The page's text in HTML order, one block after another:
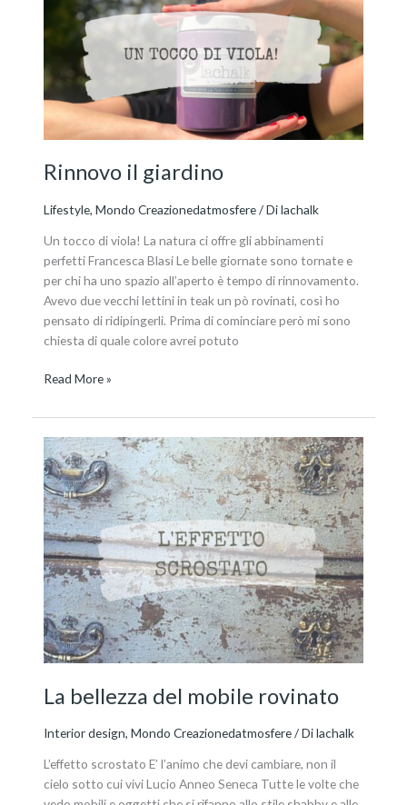
Rinnovo il giardino
Lifestyle,Mondo Creazionedatmosfere/ Dilachalk
Un tocco di viola! La natura ci offre gli abbinamenti
perfetti Francesca Blasi Le belle giornate sono tornate e
per chi ha uno spazio all’aperto è tempo di rinnovamento.
Avevo due vecchi lettini in teak un pò rovinati, così ho
pensato di ridipingerli. Prima di cominciare però mi sono
chiesta di quale colore avrei potuto
giardino
Read More »
La bellezza del mobile rovinato
Interior design,Mondo Creazionedatmosfere/ Dilachalk
L’effetto scrostato E’ l’animo che devi cambiare, non il
cielo sotto cui vivi Lucio Anneo Seneca Tutte le volte che
La
bellezza
del
mobile
rovinato